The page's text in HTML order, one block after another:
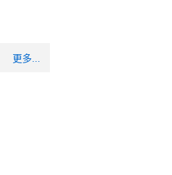
更多...